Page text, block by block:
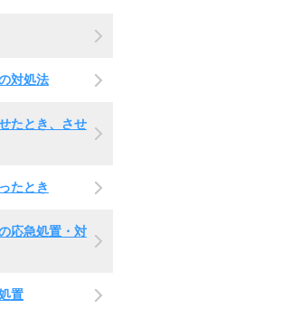
対処法
たとき、させ
たとき
応急処置・対
置